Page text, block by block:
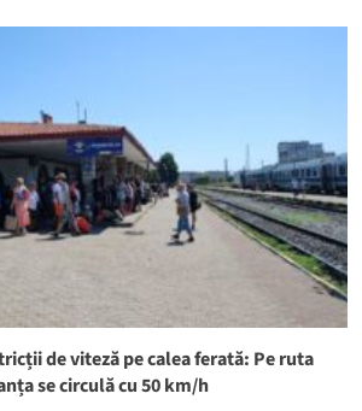
de viteză pe calea ferată: Pe ruta
se circulă cu 50 km/h